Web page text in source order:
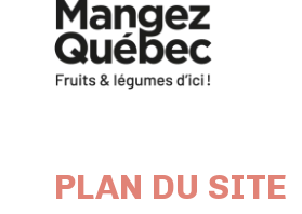
PLAN DU SITE